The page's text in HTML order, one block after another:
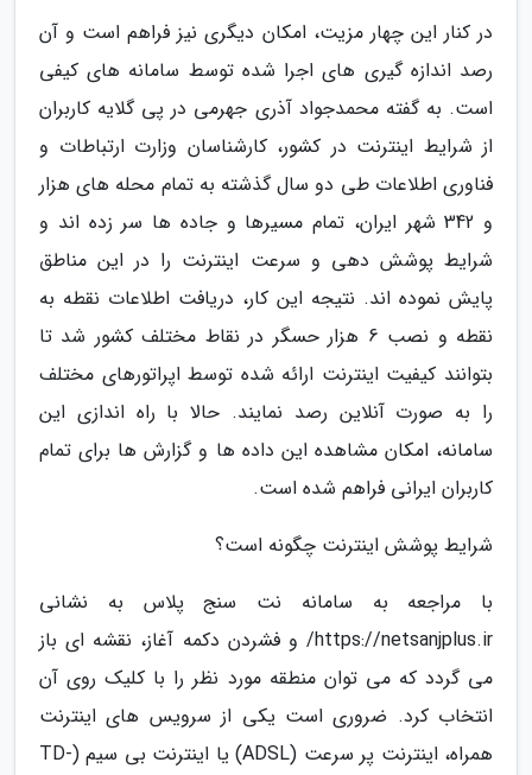
در کنار این چهار مزیت، امکان دیگری نیز فراهم است و آن
رصد اندازه گیری های اجرا شده توسط سامانه های کیفی
است. به گفته محمدجواد آذری جهرمی در پی گلایه کاربران
از شرایط اینترنت در کشور، کارشناسان وزارت ارتباطات و
فناوری اطلاعات طی دو سال گذشته به تمام محله های هزار
و 342 شهر ایران، تمام مسیرها و جاده ها سر زده اند و
شرایط پوشش دهی و سرعت اینترنت را در این مناطق
پایش نموده اند. نتیجه این کار، دریافت اطلاعات نقطه به
نقطه و نصب 6 هزار حسگر در نقاط مختلف کشور شد تا
بتوانند کیفیت اینترنت ارائه شده توسط اپراتورهای مختلف
را به صورت آنلاین رصد نمایند. حالا با راه اندازی این
سامانه، امکان مشاهده این داده ها و گزارش ها برای تمام
کاربران ایرانی فراهم شده است.
شرایط پوشش اینترنت چگونه است؟
با مراجعه به سامانه نت سنج پلاس به نشانی
https://netsanjplus.ir/ و فشردن دکمه آغاز، نقشه ای باز
می گردد که می توان منطقه مورد نظر را با کلیک روی آن
انتخاب کرد. ضروری است یکی از سرویس های اینترنت
همراه، اینترنت پر سرعت (ADSL) یا اینترنت بی سیم (TD-